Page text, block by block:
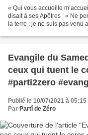
« Qui vous accueille
disait à ses Apôtres : « Ne
la terre : je ne suis pas venu
Evangile du
ceux qui tuent le
#parti2zero
Publié le 10/07/2021 à 05:15
Par Partî de Zéro